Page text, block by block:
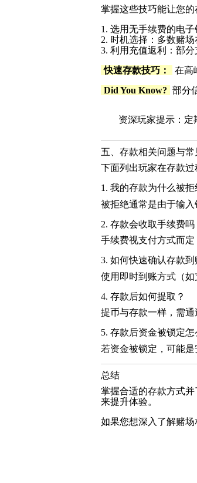
掌握这些技巧能让您的
1. 选用无手续费的电子
2. 时机选择：多数赌
3. 利用充值返利：部
快速存款技巧：
在高
Did You Know? 部分
资深玩家提示：定
五、存款相关问题与常
下面列出玩家在存款过
1. 我的存款为什么被拒
被拒绝通常是由于输
2. 存款会收取手续费吗
手续费视支付方式而定
3. 如何快速确认存款到
使用即时到账方式（
4. 存款后如何提取？
提币与存款一样，需通
5. 存款后资金被锁定怎
若资金被锁定，可能
总结
掌握合适的存款方式
来提升体验。
如果您想深入了解赌场